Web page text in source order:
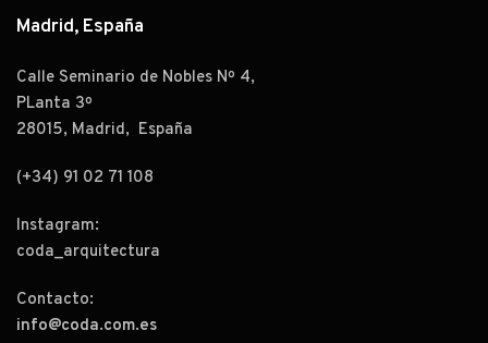
Madrid, España
Calle Seminario de Nobles Nº 4,
PLanta 3º
28015, Madrid, España
(+34) 91 02 71 108
Instagram:
coda_arquitectura
Contacto:
info@coda.com.es